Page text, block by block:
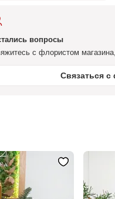
вопросы
с флористом
Связаться